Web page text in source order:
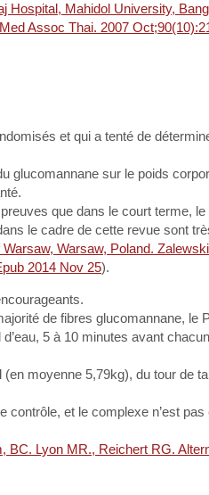
Mahidol University,
Assoc Thai. 2007
et qui a tenté de
glucomannane sur le poids
que dans le court terme,
le cadre de cette revue sont
Warsaw, Poland.
2014 Nov 25).
de fibres glucomannane, le
5 à 10 minutes avant
moyenne 5,79kg), du tour de
et le complexe n’est
Lyon MR., Reichert RG.